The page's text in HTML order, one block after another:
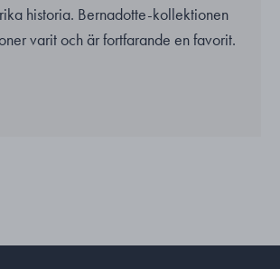
historia. Bernadotte-kollektionen
varit och är fortfarande en favorit.